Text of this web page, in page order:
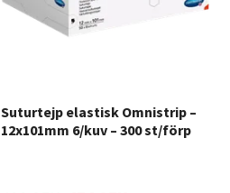
Suturtejp elastisk Omnistrip –
12x101mm 6/kuv – 300 st/förp